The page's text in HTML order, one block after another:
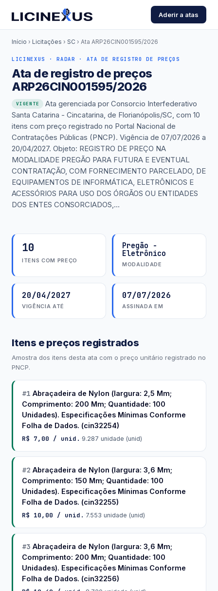
Aderir a atas
Início › Licitações › SC › Ata ARP26CIN001595/2026
LICINEXUS · RADAR · ATA DE REGISTRO DE PREÇOS
Ata de registro de preços
ARP26CIN001595/2026
VIGENTE
Ata gerenciada por Consorcio Interfederativo
Santa Catarina - Cincatarina, de Florianópolis/SC, com 10
itens com preço registrado no Portal Nacional de
Contratações Públicas (PNCP). Vigência de 07/07/2026 a
20/04/2027. Objeto: REGISTRO DE PREÇO NA
MODALIDADE PREGÃO PARA FUTURA E EVENTUAL
CONTRATAÇÃO, COM FORNECIMENTO PARCELADO, DE
EQUIPAMENTOS DE INFORMÁTICA, ELETRÔNICOS E
ACESSÓRIOS PARA USO DOS ÓRGÃOS OU ENTIDADES
DOS ENTES CONSORCIADOS,...
10
ITENS COM PREÇO
Pregão -
Eletrônico
MODALIDADE
20/04/2027
VIGÊNCIA ATÉ
07/07/2026
ASSINADA EM
Itens e preços registrados
Amostra dos itens desta ata com o preço unitário registrado no
PNCP.
#1 Abraçadeira de Nylon (largura: 2,5 Mm;
Comprimento: 200 Mm; Quantidade: 100
Unidades). Especificações Mínimas Conforme
Folha de Dados. (cin32254)
R$ 7,00 / unid. ·9.287 unidade (unid)
#2 Abraçadeira de Nylon (largura: 3,6 Mm;
Comprimento: 150 Mm; Quantidade: 100
Unidades). Especificações Mínimas Conforme
Folha de Dados. (cin32255)
R$ 10,00 / unid. ·7.553 unidade (unid)
#3 Abraçadeira de Nylon (largura: 3,6 Mm;
Comprimento: 200 Mm; Quantidade: 100
Unidades). Especificações Mínimas Conforme
Folha de Dados. (cin32256)